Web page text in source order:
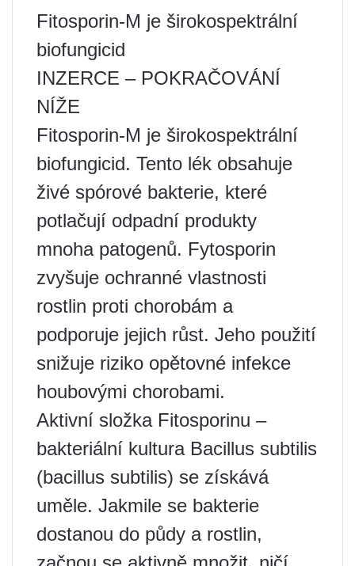
Fitosporin-M je širokospektrální
biofungicid
INZERCE – POKRAČOVÁNÍ
NÍŽE
Fitosporin-M je širokospektrální
biofungicid. Tento lék obsahuje
živé spórové bakterie, které
potlačují odpadní produkty
mnoha patogenů. Fytosporin
zvyšuje ochranné vlastnosti
rostlin proti chorobám a
podporuje jejich růst. Jeho použití
snižuje riziko opětovné infekce
houbovými chorobami.
Aktivní složka Fitosporinu –
bakteriální kultura Bacillus subtilis
(bacillus subtilis) se získává
uměle. Jakmile se bakterie
dostanou do půdy a rostlin,